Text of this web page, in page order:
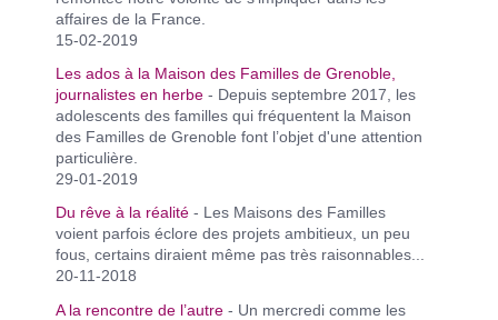
affaires de la France.
15-02-2019
Les ados à la Maison des Familles de Grenoble,
journalistes en herbe - Depuis septembre 2017, les
adolescents des familles qui fréquentent la Maison
des Familles de Grenoble font l’objet d'une attention
particulière.
29-01-2019
Du rêve à la réalité - Les Maisons des Familles
voient parfois éclore des projets ambitieux, un peu
fous, certains diraient même pas très raisonnables...
20-11-2018
A la rencontre de l’autre - Un mercredi comme les